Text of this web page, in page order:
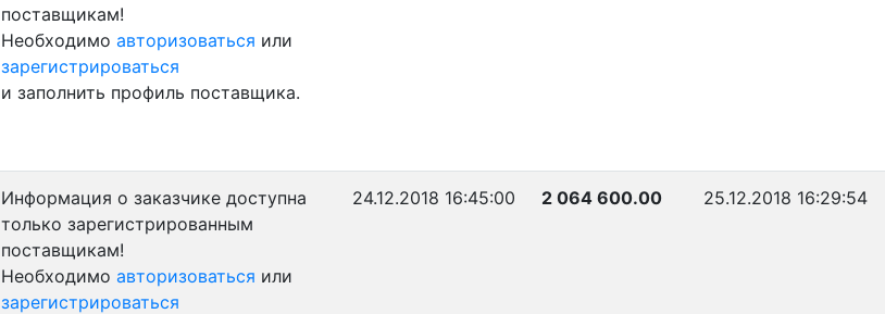
поставщикам!
Необходимо авторизоваться или
зарегистрироваться
и заполнить профиль поставщика.
Информация о заказчике доступна
только зарегистрированным
поставщикам!
Необходимо авторизоваться или
зарегистрироваться
24.12.2018 16:45:00 2 064 600.00 25.12.2018 16:29:54